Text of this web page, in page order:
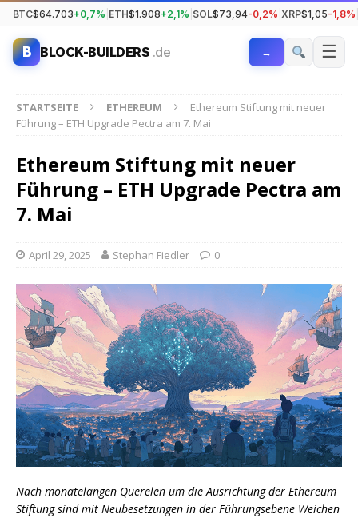
BTC$64.703+0,7% ETH$1.908+2,1% SOL$73,94-0,2% XRP$1,05-1,8%
B BLOCK-BUILDERS .de → ☰
STARTSEITE ETHEREUM
Ethereum Stiftung mit neuer
Führung – ETH Upgrade Pectra am 7. Mai
Ethereum Stiftung mit neuer
Führung – ETH Upgrade Pectra am
7. Mai
April 29, 2025 Stephan Fiedler 0
Nach monatelangen Querelen um die Ausrichtung der Ethereum
Stiftung sind mit Neubesetzungen in der Führungsebene Weichen